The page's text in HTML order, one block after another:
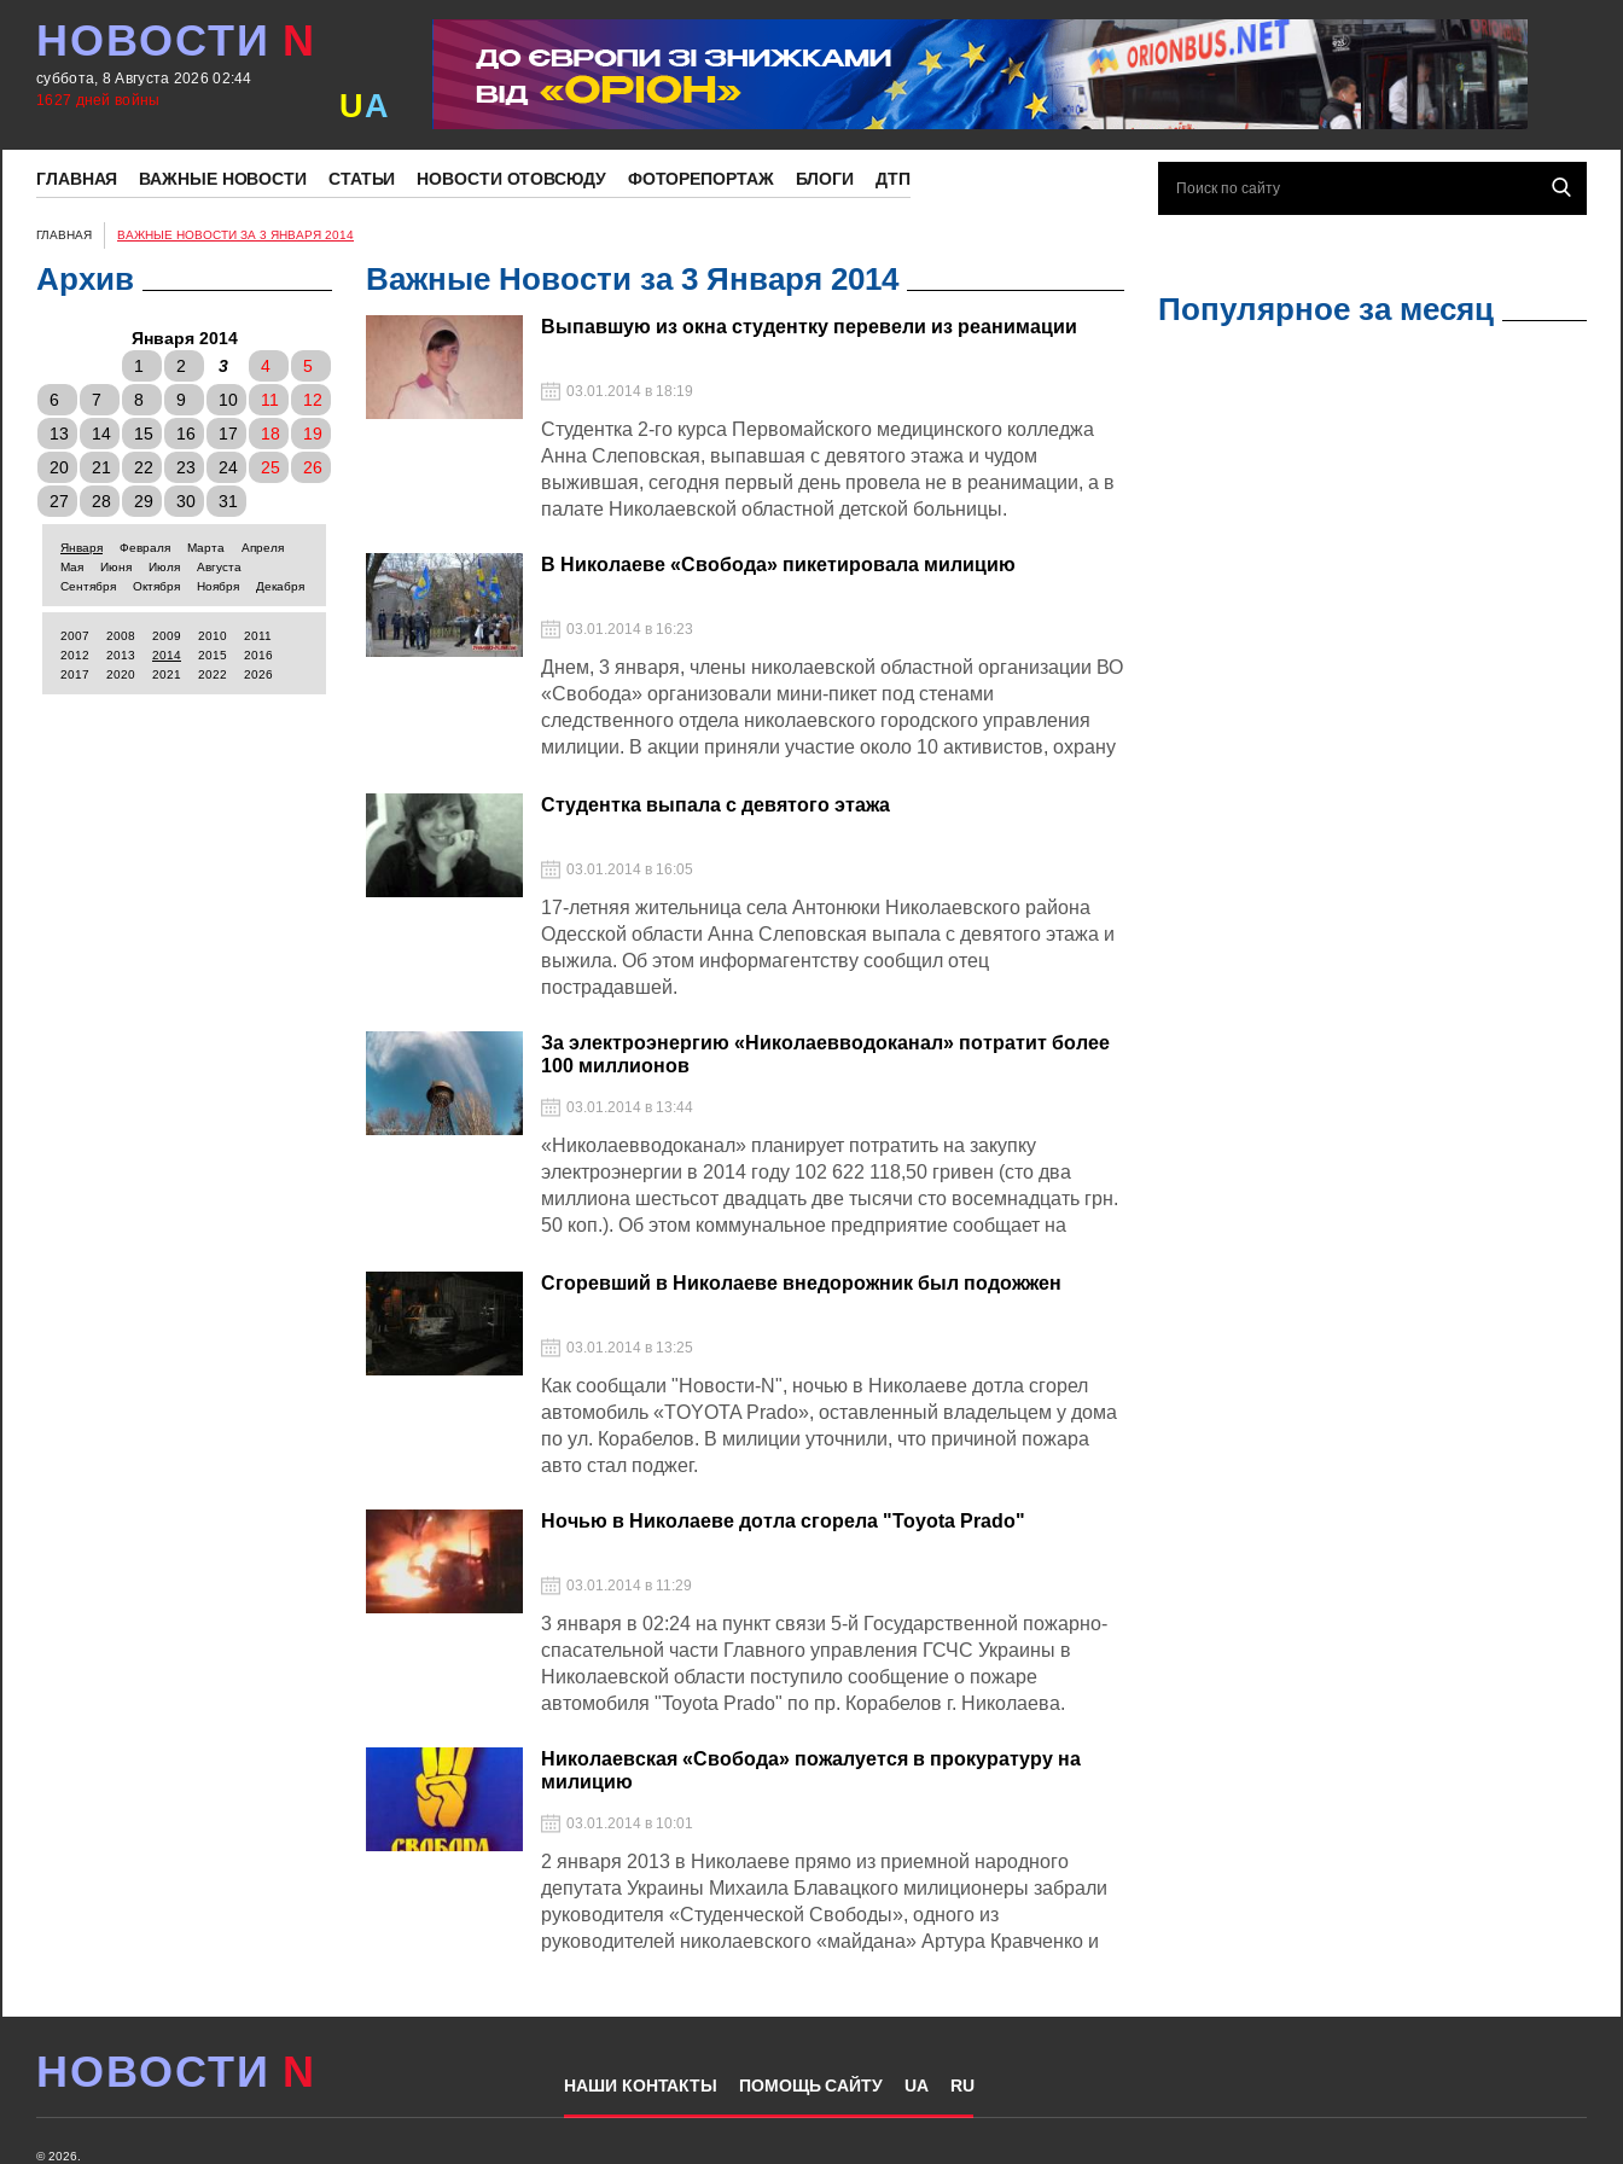
НОВОСТИ N
суббота, 8 Августа 2026 02:44
1627 дней войны
UA
ГЛАВНАЯ ВАЖНЫЕ НОВОСТИ СТАТЬИ НОВОСТИ ОТОВСЮДУ ФОТОРЕПОРТАЖ БЛОГИ ДТП
ГЛАВНАЯ ВАЖНЫЕ НОВОСТИ ЗА 3 ЯНВАРЯ 2014
Архив
Января 2014
1
2 3 4
5
6
7 8 9 10 11
12
13
14 15 16 17 18
19
20
21 22 23 24 25
26
27
28 29 30 31
Января Февраля Марта
Апреля
Мая
Июня Июля
Августа
Сентября
Октября Ноября Декабря
2007 2008 2009 2010
2011
2012
2013 2014 2015
2016
2017
2020 2021 2022 2026
Важные Новости за 3 Января 2014
Выпавшую из окна студентку перевели из реанимации
03.01.2014 в 18:19
Студентка 2-го курса Первомайского медицинского колледжа
Анна Слеповская, выпавшая с девятого этажа и чудом
выжившая, сегодня первый день провела не в реанимации, а в
палате Николаевской областной детской больницы.
В Николаеве «Свобода» пикетировала милицию
03.01.2014 в 16:23
Днем, 3 января, члены николаевской областной организации ВО
«Свобода» организовали мини-пикет под стенами
следственного отдела николаевского городского управления
милиции. В акции приняли участие около 10 активистов, охрану
милиции.
Студентка выпала с девятого этажа
03.01.2014 в 16:05
17-летняя жительница села Антонюки Николаевского района
Одесской области Анна Слеповская выпала с девятого этажа и
выжила. Об этом информагентству сообщил отец
пострадавшей.
За электроэнергию «Николаевводоканал» потратит более
100 миллионов
03.01.2014 в 13:44
«Николаевводоканал» планирует потратить на закупку
электроэнергии в 2014 году 102 622 118,50 гривен (сто два
миллиона шестьсот двадцать две тысячи сто восемнадцать грн.
50 коп.). Об этом коммунальное предприятие сообщает на
Сгоревший в Николаеве внедорожник был подожжен
03.01.2014 в 13:25
Как сообщали "Новости-N", ночью в Николаеве дотла сгорел
автомобиль «TOYOTA Pradо», оставленный владельцем у дома
по ул. Корабелов. В милиции уточнили, что причиной пожара
авто стал поджег.
Ночью в Николаеве дотла сгорела "Toyota Prado"
03.01.2014 в 11:29
3 января в 02:24 на пункт связи 5-й Государственной пожарно-
спасательной части Главного управления ГСЧС Украины в
Николаевской области поступило сообщение о пожаре
автомобиля "Toyota Prado" по пр. Корабелов г. Николаева.
Николаевская «Свобода» пожалуется в прокуратуру на
милицию
03.01.2014 в 10:01
2 января 2013 в Николаеве прямо из приемной народного
депутата Украины Михаила Блавацкого милиционеры забрали
руководителя «Студенческой Свободы», одного из
руководителей николаевского «майдана» Артура Кравченко и
Популярное за месяц
НОВОСТИ N НАШИ КОНТАКТЫ ПОМОЩЬ САЙТУ UA RU
© 2026.